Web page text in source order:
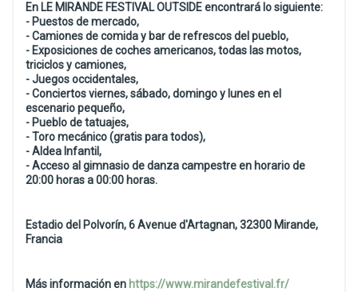
En LE MIRANDE FESTIVAL OUTSIDE encontrará lo siguiente:
- Puestos de mercado,
- Camiones de comida y bar de refrescos del pueblo,
- Exposiciones de coches americanos, todas las motos,
triciclos y camiones,
- Juegos occidentales,
- Conciertos viernes, sábado, domingo y lunes en el
escenario pequeño,
- Pueblo de tatuajes,
- Toro mecánico (gratis para todos),
- Aldea Infantil,
- Acceso al gimnasio de danza campestre en horario de
20:00 horas a 00:00 horas.
Estadio del Polvorín, 6 Avenue d'Artagnan, 32300 Mirande,
Francia
Más información en https://www.mirandefestival.fr/